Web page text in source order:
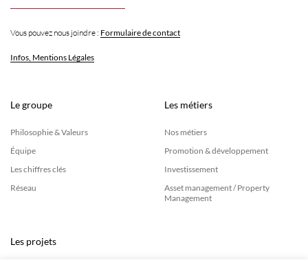
Vous pouvez nous joindre : Formulaire de contact
Infos, Mentions Légales
Le groupe
Philosophie & Valeurs
Équipe
Les chiffres clés
Réseau
Les métiers
Nos métiers
Promotion & développement
Investissement
Asset management / Property
Management
Les projets